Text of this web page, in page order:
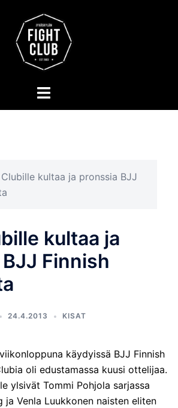
Toggle
kultaa ja pronssia BJJ
kultaa ja
Finnish
24.4.2013 KISAT
käydyissä BJJ Finnish
oli edustamassa kuusi ottelijaa.
ylsivät Tommi Pohjola sarjassa
Venla Luukkonen naisten eliten